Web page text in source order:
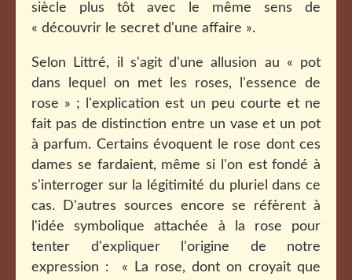
siècle plus tôt avec le même sens de
« découvrir le secret d'une affaire ».
Selon Littré, il s'agit d'une allusion au « pot
dans lequel on met les roses, l'essence de
rose » ; l'explication est un peu courte et ne
fait pas de distinction entre un vase et un pot
à parfum. Certains évoquent le rose dont ces
dames se fardaient, même si l'on est fondé à
s'interroger sur la légitimité du pluriel dans ce
cas. D'autres sources encore se réfèrent à
l'idée symbolique attachée à la rose pour
tenter d'expliquer l'origine de notre
expression : « La rose, dont on croyait que